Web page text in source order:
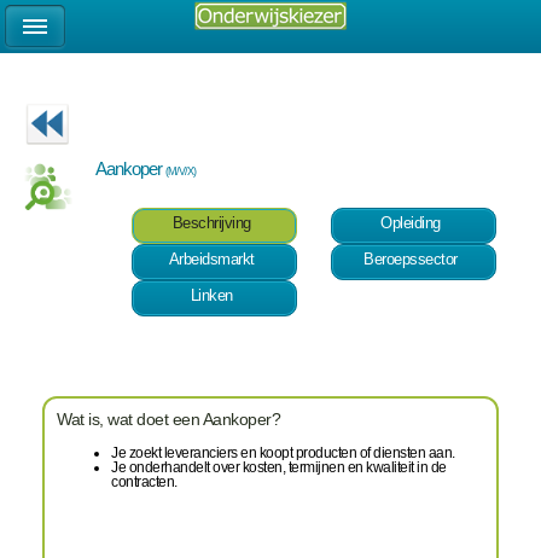
Aankoper(M/V/X)
Beschrijving
Opleiding
Arbeidsmarkt
Beroepssector
Linken
Wat is, wat doet een Aankoper?
Je zoekt leveranciers en koopt producten of diensten aan.
Je onderhandelt over kosten, termijnen en kwaliteit in de
contracten.